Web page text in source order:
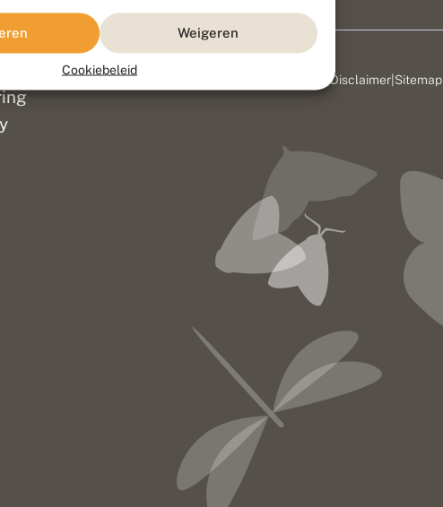
Weigeren
Cookiebeleid
Go2People, ontworpen door Disclaimer Sitemap